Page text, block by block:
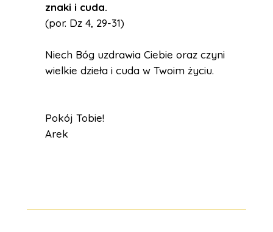
znaki i cuda.
(por. Dz 4, 29-31)
Niech Bóg uzdrawia Ciebie oraz czyni
wielkie dzieła i cuda w Twoim życiu.
Pokój Tobie!
Arek